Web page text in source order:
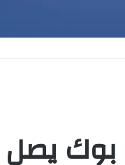
بوك يصل